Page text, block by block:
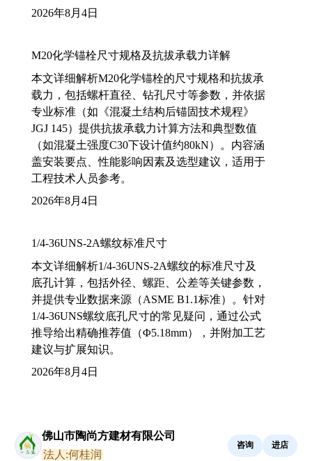
2026年8月4日
M20化学锚栓尺寸规格及抗拔承载力详解
本文详细解析M20化学锚栓的尺寸规格和抗拔承
载力，包括螺杆直径、钻孔尺寸等参数，并依据
专业标准（如《混凝土结构后锚固技术规程》
JGJ 145）提供抗拔承载力计算方法和典型数值
（如混凝土强度C30下设计值约80kN）。内容涵
盖安装要点、性能影响因素及选型建议，适用于
工程技术人员参考。
2026年8月4日
1/4-36UNS-2A螺纹标准尺寸
本文详细解析1/4-36UNS-2A螺纹的标准尺寸及
底孔计算，包括外径、螺距、公差等关键参数，
并提供专业数据来源（ASME B1.1标准）。针对
1/4-36UNS螺纹底孔尺寸的常见疑问，通过公式
推导给出精确推荐值（Φ5.18mm），并附加工艺
建议与扩展知识。
2026年8月4日
佛山市陶尚方建材有限公司
法人:何桂润
咨询 进店